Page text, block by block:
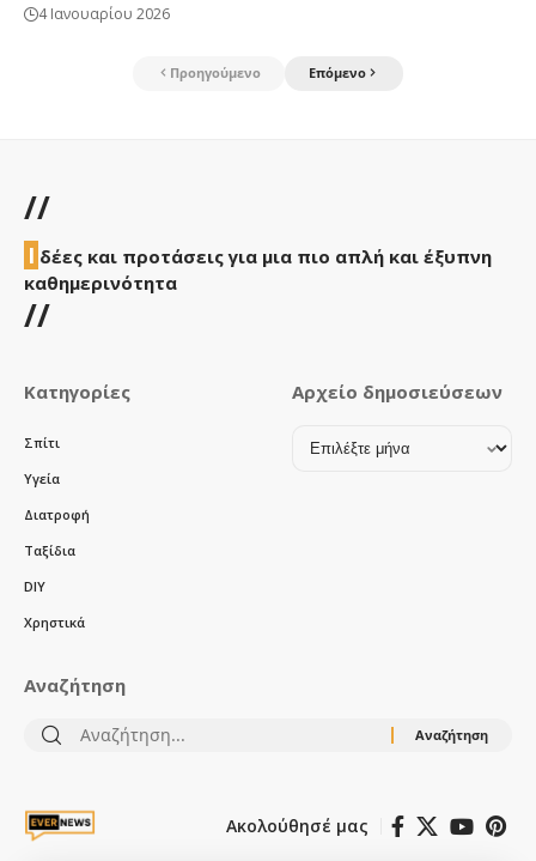
4 Ιανουαρίου 2026
Προηγούμενο Επόμενο
//
Ι δέες και προτάσεις για μια πιο απλή και έξυπνη
καθημερινότητα
//
Κατηγορίες
Σπίτι
Υγεία
Διατροφή
Ταξίδια
DIY
Χρηστικά
Αρχείο δημοσιεύσεων
Αρχείο
Αναζήτηση
Αναζήτηση
Ακολούθησέ μας